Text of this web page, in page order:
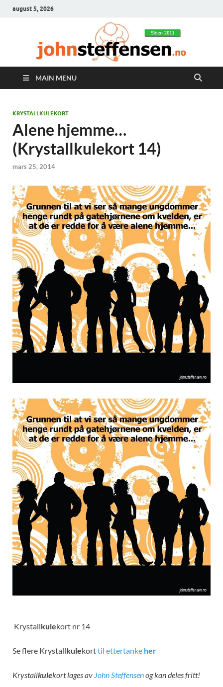
august 5, 2026
MAIN MENU
KRYSTALLKULEKORT
Alene hjemme…
(Krystallkulekort 14)
mars 25, 2014
Krystallkulekort nr 14
Se flere Krystallkulekorttil ettertanke her
Krystallkulekort lages av John Steffensenog kan deles fritt!